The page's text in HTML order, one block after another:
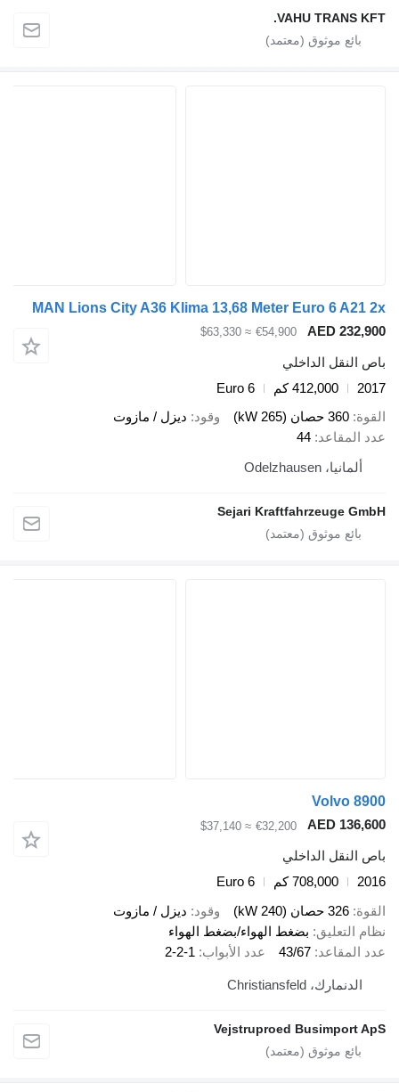
VAHU TRANS
MAN Lions City A36 Klima 13,68 Meter Euro 6 A21
AED
€54,900
≈ $63,330
النقل الداخلي
412,000 كم
Euro 6
360 حصان (265 kW) وقود ديزل / مازوت
المقاعد 44
ألمانيا، Odelzhausen
Sejari Kraftfahrzeuge
Volvo
AED
€32,200
≈ $37,140
النقل الداخلي
708,000 كم
Euro 6
326 حصان (240 kW) وقود ديزل / مازوت
التعليق بضغط الهواء/بضغط الهواء
المقاعد 43/67 عدد الأبواب 2-2-1
الدنمارك، Christiansfeld
Vejstruproed Busimport